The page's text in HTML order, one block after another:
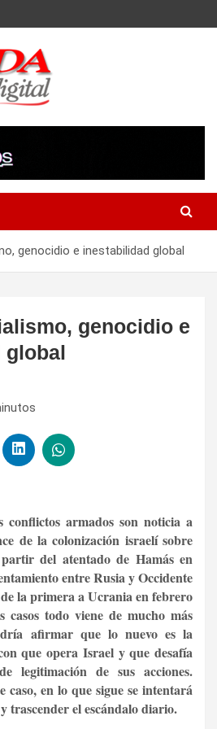
genocidio e inestabilidad global
genocidio e
global
conflictos armados son noticia a
de la colonización israelí sobre
del atentado de Hamás en
entre Rusia y Occidente
la primera a Ucrania en febrero
todo viene de mucho más
afirmar que lo nuevo es la
que opera Israel y que desafía
legitimación de sus acciones.
caso, en lo que sigue se intentará
trascender el escándalo diario.